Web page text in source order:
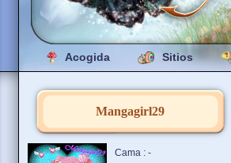
Acogida Sitios
Mangagirl29
Cama : -